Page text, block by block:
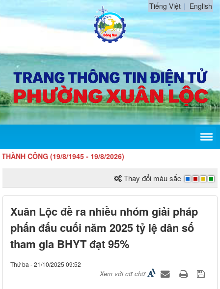
Tiếng Việt English
CÔNG (19/8/1945 - 19/8/2026)
Thay đổi màu sắc
Xuân Lộc đề ra nhiều nhóm giải pháp
phấn đấu cuối năm 2025 tỷ lệ dân số
tham gia BHYT đạt 95%
Thứ ba - 21/10/2025 09:52
Xem với cỡ chữ